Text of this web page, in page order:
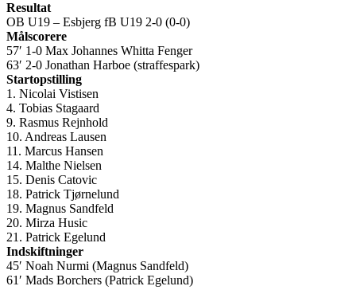
Resultat
OB U19 – Esbjerg fB U19 2-0 (0-0)
Målscorere
57′ 1-0 Max Johannes Whitta Fenger
63′ 2-0 Jonathan Harboe (straffespark)
Startopstilling
1. Nicolai Vistisen
4. Tobias Stagaard
9. Rasmus Rejnhold
10. Andreas Lausen
11. Marcus Hansen
14. Malthe Nielsen
15. Denis Catovic
18. Patrick Tjørnelund
19. Magnus Sandfeld
20. Mirza Husic
21. Patrick Egelund
Indskiftninger
45′ Noah Nurmi (Magnus Sandfeld)
61′ Mads Borchers (Patrick Egelund)